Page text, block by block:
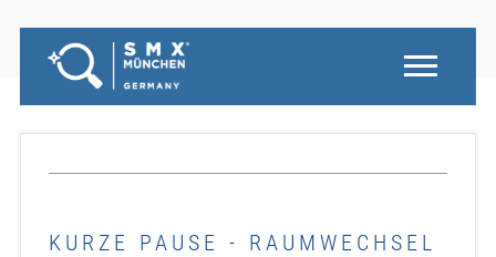
KURZE PAUSE - RAUMWECHSEL